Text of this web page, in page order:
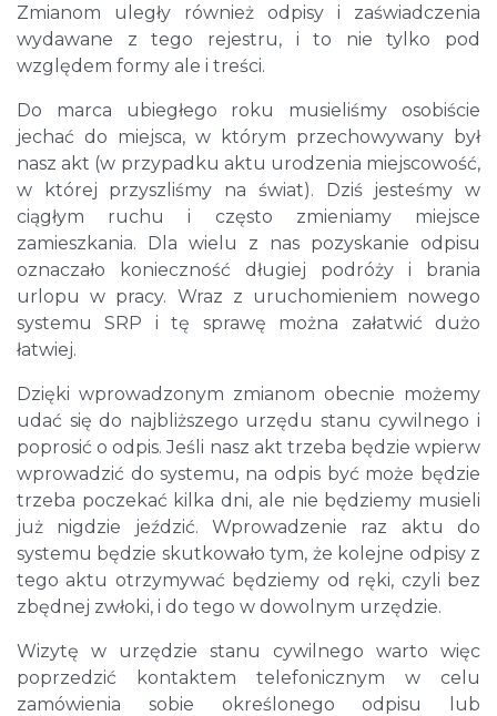
Zmianom uległy również odpisy i zaświadczenia
wydawane z tego rejestru, i to nie tylko pod
względem formy ale i treści.
Do marca ubiegłego roku musieliśmy osobiście
jechać do miejsca, w którym przechowywany był
nasz akt (w przypadku aktu urodzenia miejscowość,
w której przyszliśmy na świat). Dziś jesteśmy w
ciągłym ruchu i często zmieniamy miejsce
zamieszkania. Dla wielu z nas pozyskanie odpisu
oznaczało konieczność długiej podróży i brania
urlopu w pracy. Wraz z uruchomieniem nowego
systemu SRP i tę sprawę można załatwić dużo
łatwiej.
Dzięki wprowadzonym zmianom obecnie możemy
udać się do najbliższego urzędu stanu cywilnego i
poprosić o odpis. Jeśli nasz akt trzeba będzie wpierw
wprowadzić do systemu, na odpis być może będzie
trzeba poczekać kilka dni, ale nie będziemy musieli
już nigdzie jeździć. Wprowadzenie raz aktu do
systemu będzie skutkowało tym, że kolejne odpisy z
tego aktu otrzymywać będziemy od ręki, czyli bez
zbędnej zwłoki, i do tego w dowolnym urzędzie.
Wizytę w urzędzie stanu cywilnego warto więc
poprzedzić kontaktem telefonicznym w celu
zamówienia sobie określonego odpisu lub